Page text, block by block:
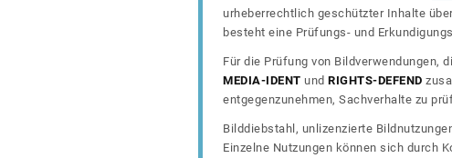
urheberrechtlich geschützter Inhalte
besteht eine Prüfungs- und
Für die Prüfung von Bildverwendungen,
MEDIA-IDENT und RIGHTS-DEFEND
entgegenzunehmen, Sachverhalte zu
Bilddiebstahl, unlizenzierte
Einzelne Nutzungen können sich durch